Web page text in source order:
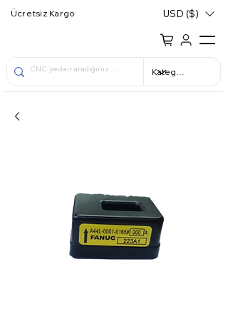
Ücretsiz Kargo USD ($)